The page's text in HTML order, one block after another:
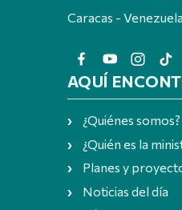
Caracas - Venezuela
AQUÍ
¿Quiénes somos?
¿Quién es la
Planes y
Noticias del día